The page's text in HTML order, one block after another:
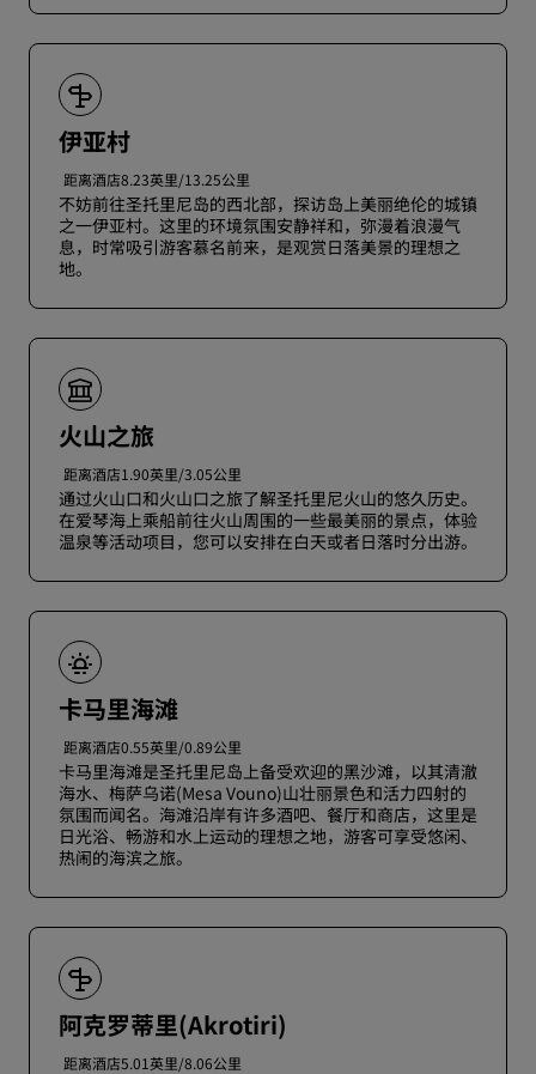
伊亚村
距离酒店8.23英里/13.25公里
不妨前往圣托里尼岛的西北部，探访岛上美丽绝伦的城镇
之一伊亚村。这里的环境氛围安静祥和，弥漫着浪漫气
息，时常吸引游客慕名前来，是观赏日落美景的理想之
地。
火山之旅
距离酒店1.90英里/3.05公里
通过火山口和火山口之旅了解圣托里尼火山的悠久历史。
在爱琴海上乘船前往火山周围的一些最美丽的景点，体验
温泉等活动项目，您可以安排在白天或者日落时分出游。
卡马里海滩
距离酒店0.55英里/0.89公里
卡马里海滩是圣托里尼岛上备受欢迎的黑沙滩，以其清澈
海水、梅萨乌诺(Mesa Vouno)山壮丽景色和活力四射的
氛围而闻名。海滩沿岸有许多酒吧、餐厅和商店，这里是
日光浴、畅游和水上运动的理想之地，游客可享受悠闲、
热闹的海滨之旅。
阿克罗蒂里(Akrotiri)
距离酒店5.01英里/8.06公里